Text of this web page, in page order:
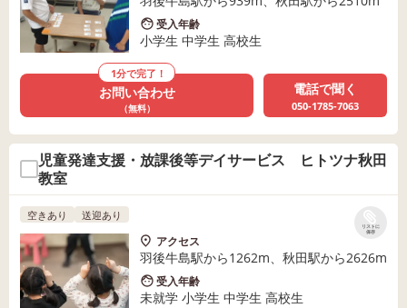
受入年齢
小学生 中学生 高校生
1分で完了！
お問い合わせ
（無料）
電話で聞く
050-1785-7063
児童発達支援・放課後等デイサービス ヒトツナ秋田
教室
リストに
保存
空きあり 送迎あり
アクセス
羽後牛島駅から1262m、秋田駅から2626m
受入年齢
未就学 小学生 中学生 高校生